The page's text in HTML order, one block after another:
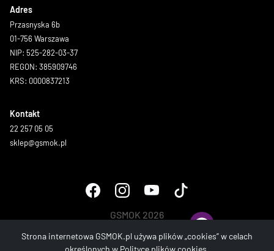
Adres
Przasnyska 6b
01-756 Warszawa
NIP: 525-282-03-37
REGON: 385909746
KRS: 0000837213
Kontakt
22 257 05 05
sklep@gsmok.pl
GSMOK 2026
Strona internetowa GSMOK.pl używa plików „cookies” w celach
określonych w Polityce plików cookies